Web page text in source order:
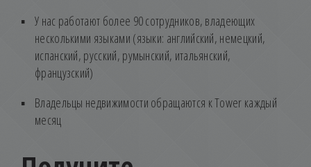
У нас работают более 90 сотрудников, владеющих
несколькими языками (языки: английский, немецкий,
испанский, русский, румынский, итальянский,
французский)
Владельцы недвижимости обращаются к Tower каждый
месяц